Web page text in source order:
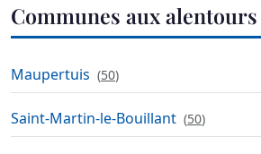
Communes aux
Maupertuis (50)
Saint-Martin-le-Bouillant (50)